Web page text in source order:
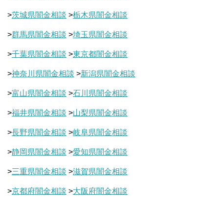
>茨城県闇金相談 >栃木県闇金相談
>群馬県闇金相談 >埼玉県闇金相談
>千葉県闇金相談 >東京都闇金相談
>神奈川県闇金相談 >新潟県闇金相談
>富山県闇金相談 >石川県闇金相談
>福井県闇金相談 >山梨県闇金相談
>長野県闇金相談 >岐阜県闇金相談
>静岡県闇金相談 >愛知県闇金相談
>三重県闇金相談 >滋賀県闇金相談
>京都府闇金相談 >大阪府闇金相談